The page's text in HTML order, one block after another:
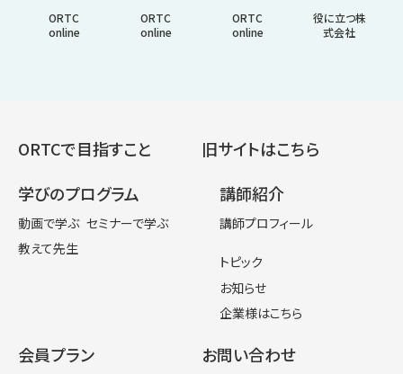
ORTC
online
ORTC
online
ORTC
online
役に立つ株
式会社
ORTCで目指すこと
旧サイトはこちら
学びのプログラム
動画で学ぶ セミナーで学ぶ
教えて先生
講師紹介
講師プロフィール
トピック
お知らせ
企業様はこちら
会員プラン お問い合わせ